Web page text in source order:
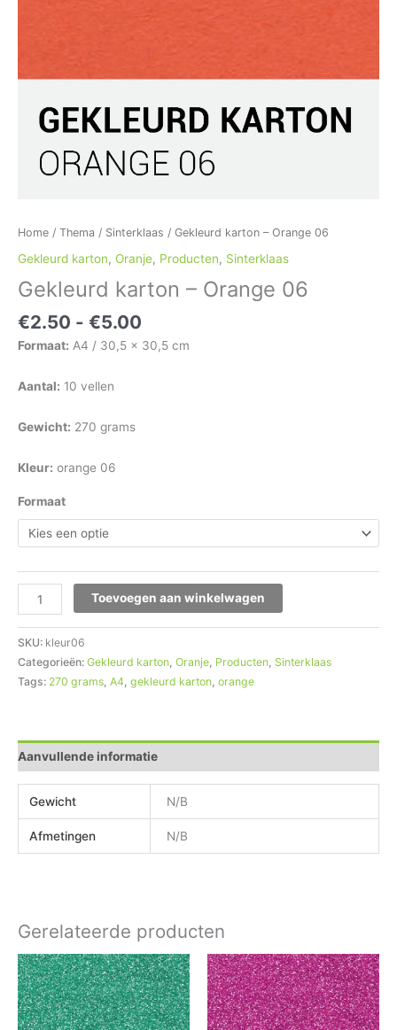
Home / Thema / Sinterklaas / Gekleurd karton – Orange 06
Gekleurd karton, Oranje, Producten, Sinterklaas
Gekleurd karton – Orange 06
€2.50 - €5.00
Formaat: A4 / 30,5 x 30,5 cm
Aantal: 10 vellen
Gewicht: 270 grams
Kleur: orange 06
Formaat
Toevoegen aan winkelwagen
SKU: kleur06
Categorieën: Gekleurd karton, Oranje, Producten, Sinterklaas
Tags: 270 grams, A4, gekleurd karton, orange
Aanvullende informatie
Gewicht N/B
Afmetingen N/B
Gerelateerde producten
Prijsklasse:
€0.75
tot
€4.00
Dit
product
heeft
meerdere
Prijsklasse:
€0.75
tot
€4.00
Dit
product
heeft
meerdere